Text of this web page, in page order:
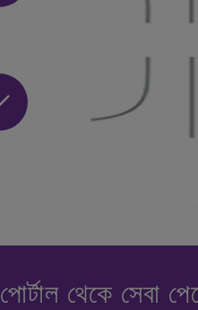
পোর্টাল থেকে সেবা